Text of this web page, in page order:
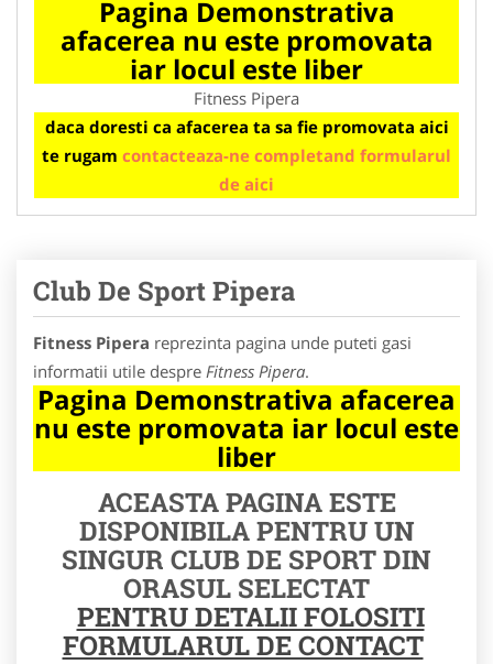
Pagina Demonstrativa
afacerea nu este promovata
iar locul este liber
Fitness Pipera
daca doresti ca afacerea ta sa fie promovata aici
te rugam contacteaza-ne completand formularul
de aici
Club De Sport Pipera
Fitness Pipera reprezinta pagina unde puteti gasi
informatii utile despre Fitness Pipera.
Pagina Demonstrativa afacerea
nu este promovata iar locul este
liber
ACEASTA PAGINA ESTE
DISPONIBILA PENTRU UN
SINGUR CLUB DE SPORT DIN
ORASUL SELECTAT
PENTRU DETALII FOLOSITI
FORMULARUL DE CONTACT